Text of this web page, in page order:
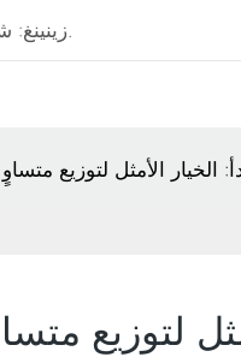
زينينغ: شريكك العالمي، من الفكرة إلى المطبخ.
الخيار الأمثل لتوزيع
لتوزيع